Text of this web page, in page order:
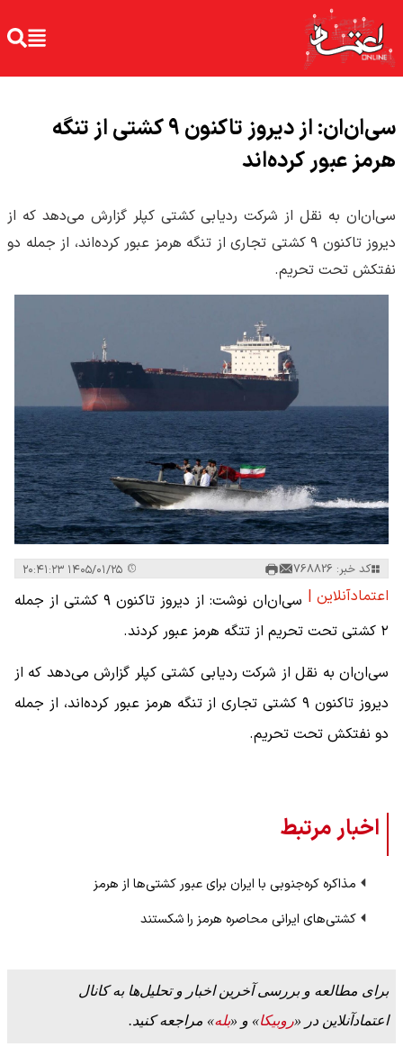
سی‌ان‌ان: از دیروز تاکنون ۹ کشتی از تنگه
هرمز عبور کرده‌اند
سی‌ان‌ان به نقل از شرکت ردیابی کشتی کپلر گزارش می‌دهد که از
دیروز تاکنون ۹ کشتی تجاری از تنگه هرمز عبور کرده‌اند، از جمله دو
نفتکش تحت تحریم.
کد خبر: 768826
اعتمادآنلاین |
سی‌ان‌ان نوشت: از دیروز تاکنون ۹ کشتی از جمله
۲ کشتی تحت تحریم از تتگه هرمز عبور کردند.
سی‌ان‌ان به نقل از شرکت ردیابی کشتی کپلر گزارش می‌دهد که از
دیروز تاکنون ۹ کشتی تجاری از تنگه هرمز عبور کرده‌اند، از جمله
دو نفتکش تحت تحریم.
اخبار مرتبط
مذاکره‌ کره‌جنوبی با ایران برای عبور کشتی‌ها از هرمز
کشتی‌های ایرانی محاصره هرمز را شکستند
برای مطالعه و بررسی آخرین اخبار و تحلیل‌ها به کانال
اعتمادآنلاین در «روبیکا» و «بله» مراجعه کنید.